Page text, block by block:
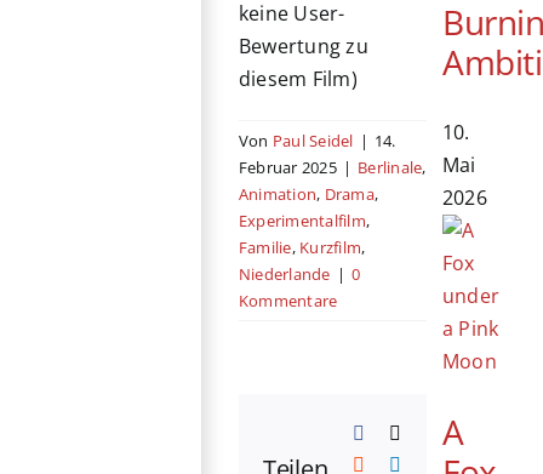
keine User-
Bewertung zu
diesem Film)
Von Paul Seidel | 14.
Februar 2025 | Berlinale,
Animation, Drama,
Experimentalfilm,
Familie, Kurzfilm,
Niederlande | 0
Kommentare
Facebook
Reddit LinkedIn
10.
Mai
2026
A